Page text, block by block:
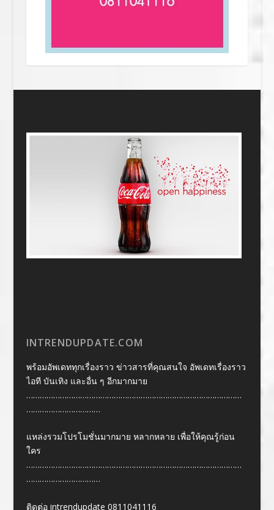
INTRENDUPDATE.COM
พร้อมอัพเดททุกเรื่องราว ข่าวสารที่คุณสนใจ อัพเดทเรื่องราว
ไอที บันเทิง และอื่น ๆ อีกมากมาย
……………………………………………………………………………………
……………………………
แหล่งรวมโปรโมชั่นมากมาย หลากหลาย เพื่อให้คุณรู้ก่อน
ใคร
……………………………………………………………………………………
……………………………
ติดต่อ intrendupdate 0811041116